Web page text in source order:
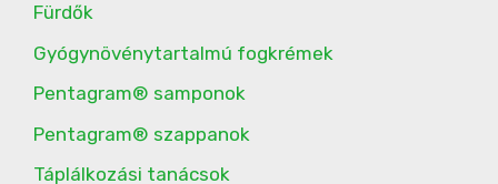
Fürdők
Gyógynövénytartalmú fogkrémek
Pentagram® samponok
Pentagram® szappanok
Táplálkozási tanácsok